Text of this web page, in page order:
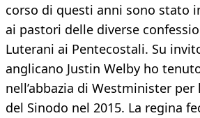
corso di questi anni sono stato
ai pastori delle diverse
Luterani ai Pentecostali. Su
anglicano Justin Welby ho
nell’abbazia di Westminister per
del Sinodo nel 2015. La regina